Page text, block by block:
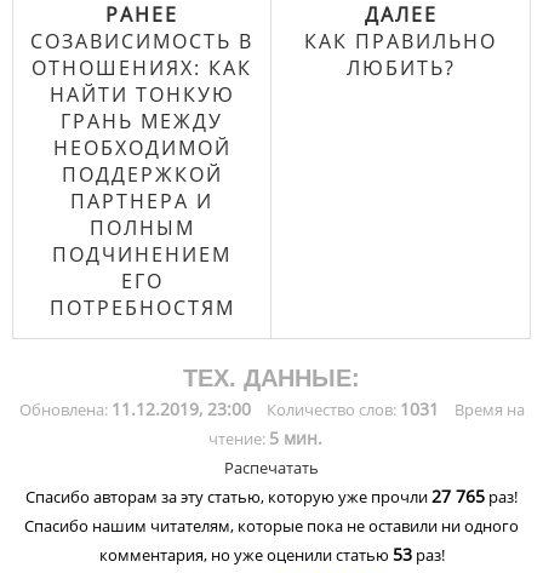
РАНЕЕ
СОЗАВИСИМОСТЬ В
ОТНОШЕНИЯХ: КАК
НАЙТИ ТОНКУЮ
ГРАНЬ МЕЖДУ
НЕОБХОДИМОЙ
ПОДДЕРЖКОЙ
ПАРТНЕРА И
ПОЛНЫМ
ПОДЧИНЕНИЕМ
ЕГО
ПОТРЕБНОСТЯМ
ДАЛЕЕ
КАК ПРАВИЛЬНО
ЛЮБИТЬ?
ТЕХ. ДАННЫЕ:
Обновлена: 11.12.2019, 23:00 Количество слов: 1031
Время на
чтение: 5 мин.
Распечатать
Спасибо авторам за эту статью, которую уже прочли27 765 раз!
Спасибо нашим читателям, которые пока не оставили ни одного
комментария, но уже оценили статью 53раз!